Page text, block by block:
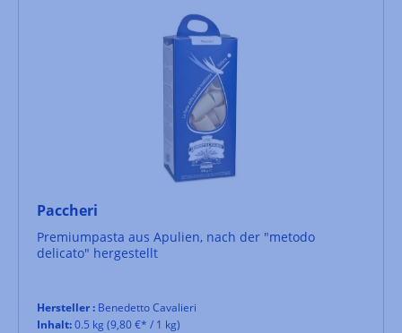
Paccheri
Premiumpasta aus Apulien, nach der "metodo
delicato" hergestellt
Hersteller : Benedetto Cavalieri
Inhalt:0.5 kg (9,80 €* / 1 kg)